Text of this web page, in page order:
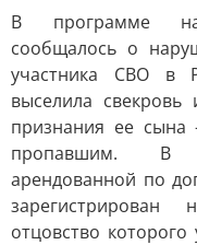
В программе на
сообщалось о
участника СВО в
выселила свекровь
признания ее
пропавшим. В
арендованной по
зарегистрирован
отцовство